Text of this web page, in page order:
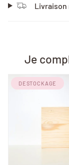
Livraison
Je
DESTOCKAGE